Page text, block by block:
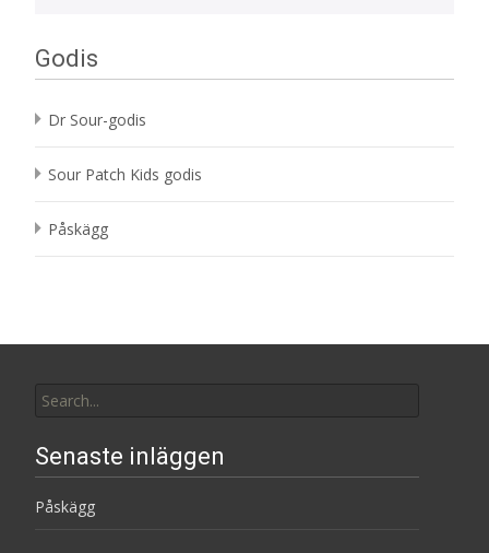
Godis
Dr Sour-godis
Sour Patch Kids godis
Påskägg
for:
Senaste inläggen
Påskägg